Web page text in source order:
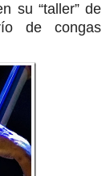
su “taller” de
de congas